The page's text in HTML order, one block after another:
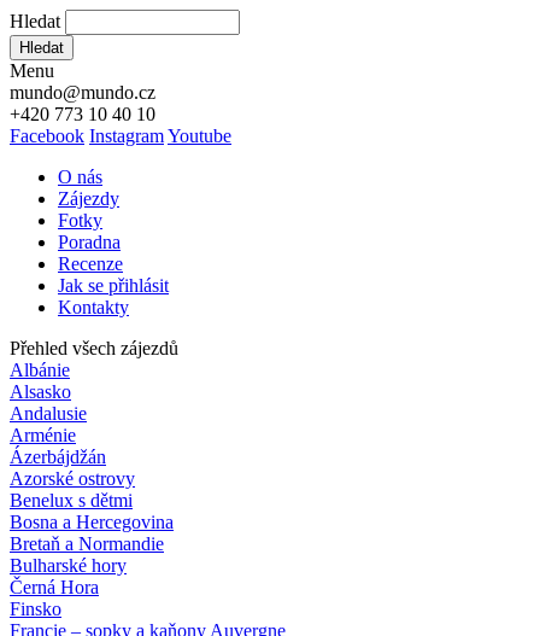
Hledat
Hledat
Menu
mundo@mundo.cz
+420 773 10 40 10
Facebook InstagramYoutube
O nás
Zájezdy
Fotky
Poradna
Recenze
Jak se přihlásit
Kontakty
Přehled všech zájezdů
Albánie
Alsasko
Andalusie
Arménie
Ázerbájdžán
Azorské ostrovy
Benelux s dětmi
Bosna a Hercegovina
Bretaň a Normandie
Bulharské hory
Černá Hora
Finsko
Francie – sopky a kaňony Auvergne